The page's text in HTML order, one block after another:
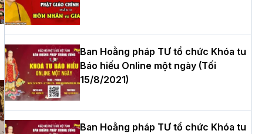
Hòa thượng Thích Quảng Tùng tái đắc
cử Trưởng BTS GHPGVN thành phố Hải
Phòng nhiệm kỳ 2026 – 2031
Thượng tọa Thích Tâm Chính được suy
cử tân Trưởng ban Trị sự GHPGVN tỉnh
Ban Hoằng pháp TƯ tổ chức Khóa tu
Báo hiếu Online một ngày (Tối
15/8/2021)
Ban Hoằng pháp TƯ tổ chức Khóa tu